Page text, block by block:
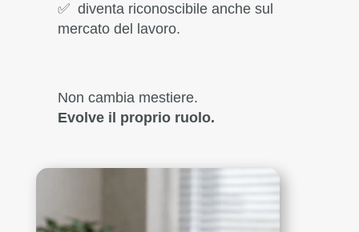
✅ diventa riconoscibile anche sul
mercato del lavoro.
Non cambia mestiere.
Evolve il proprio ruolo.